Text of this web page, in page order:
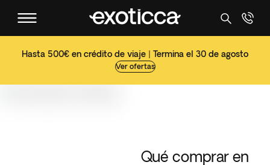
Hasta 500€ en crédito de viaje | Termina el 30 de agosto
Ver ofertas
Qué comprar en